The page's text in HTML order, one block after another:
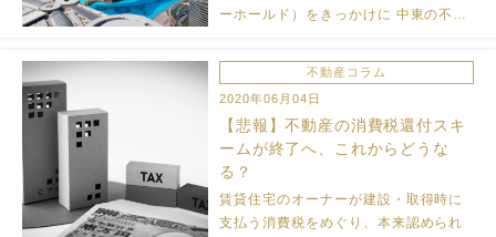
ーホールド）をきっかけに 中東の不動
ブル崩壊後は、購入した物件を長期に
渡って家賃収入を見込む、インカムゲ
不動産コラム
2020年06月04日
【悲報】不動産の消費税還付スキ
ームが終了へ、これからどうな
る？
賃貸住宅のオーナーが建設・取得時に
支払う消費税をめぐり、本来認められ